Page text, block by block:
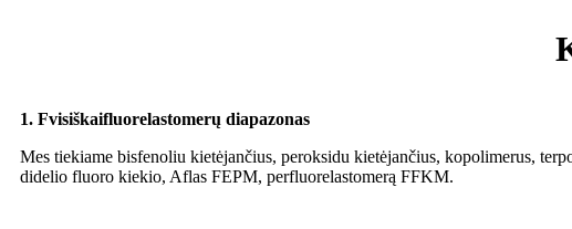
1. Fvisiškaifluorelastomerų diapazonas
Mes tiekiame bisfenoliu kietėjančius, peroksidu kietėjančius, kopolimerus,
didelio fluoro kiekio, Aflas FEPM, perfluorelastomerą FFKM.